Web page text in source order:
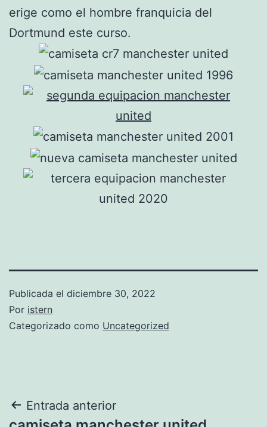
erige como el hombre franquicia del
Dortmund este curso.
Publicada el diciembre 30, 2022
Por istern
Categorizado como Uncategorized
Navegación
Entrada anterior